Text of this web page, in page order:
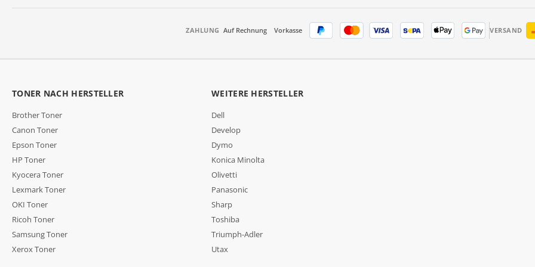
ZAHLUNG Auf Rechnung Vorkasse VERSAND
TONER NACH HERSTELLER
Brother Toner
Canon Toner
Epson Toner
HP Toner
Kyocera Toner
Lexmark Toner
OKI Toner
Ricoh Toner
Samsung Toner
Xerox Toner
WEITERE HERSTELLER
Dell
Develop
Dymo
Konica Minolta
Olivetti
Panasonic
Sharp
Toshiba
Triumph-Adler
Utax